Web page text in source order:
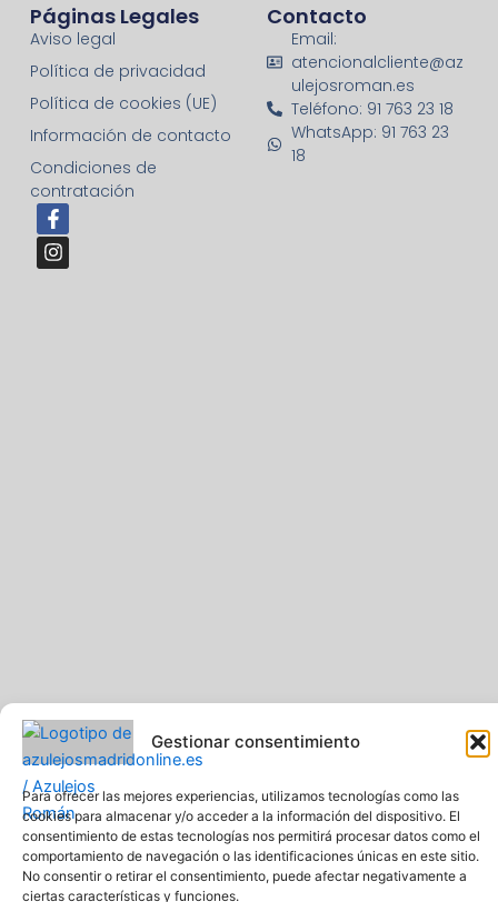
Gestionar consentimiento
Para ofrecer las mejores experiencias, utilizamos tecnologías como las
cookies para almacenar y/o acceder a la información del dispositivo. El
consentimiento de estas tecnologías nos permitirá procesar datos como el
comportamiento de navegación o las identificaciones únicas en este sitio.
No consentir o retirar el consentimiento, puede afectar negativamente a
ciertas características y funciones.
Páginas Legales
Aviso legal
Política de privacidad
Política de cookies (UE)
Información de contacto
Condiciones de
contratación
Contacto
Email:
atencionalcliente@az
ulejosroman.es
Teléfono: 91 763 23 18
WhatsApp: 91 763 23
18
F
a
c
e
I
n
s
t
Pavimentos y Azulejos Román S.L.. Todos los derechos
reservados
Web creada y diseñada por Pavimentos y Azulejos Román S.L
Comprar azulejos online baratos y de calidad